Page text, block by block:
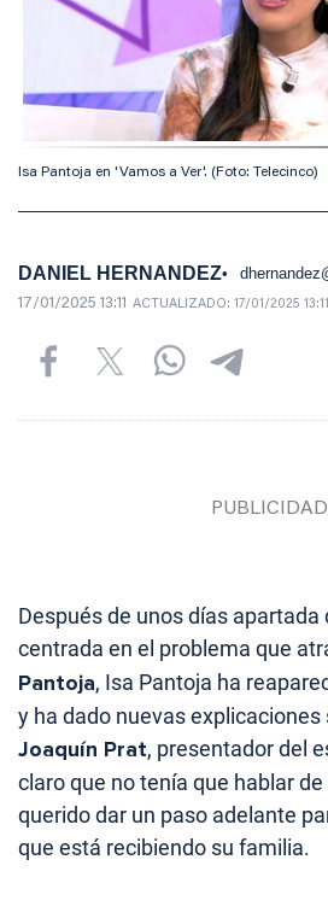
Isa Pantoja en 'Vamos a Ver'. (Foto: Telecinco)
DANIEL HERNANDEZ
17/01/2025 13:11 ACTUALIZADO: 17/01/2025 13:11
Después de unos días apartada
centrada en el problema que
Pantoja, Isa Pantoja ha
y ha dado nuevas
Joaquín Prat, presentador del
claro que no tenía que hablar
querido dar un paso adelante
que está recibiendo su familia.